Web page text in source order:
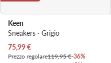
Keen
Sneakers · Grigio
Prezzo attuale
75,99€
Prezzo regolare119,95 €-36%